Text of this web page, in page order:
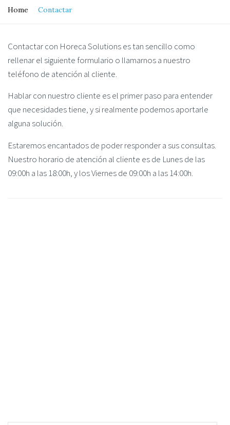
Home Contactar
Contactar con Horeca Solutions es tan sencillo como
rellenar el siguiente formulario o llamarnos a nuestro
teléfono de atención al cliente.
Hablar con nuestro cliente es el primer paso para entender
que necesidades tiene, y si realmente podemos aportarle
alguna solución.
Estaremos encantados de poder responder a sus consultas.
Nuestro horario de atención al cliente es de Lunes de las
09:00h a las 18:00h, y los Viernes de 09:00h a las 14:00h.